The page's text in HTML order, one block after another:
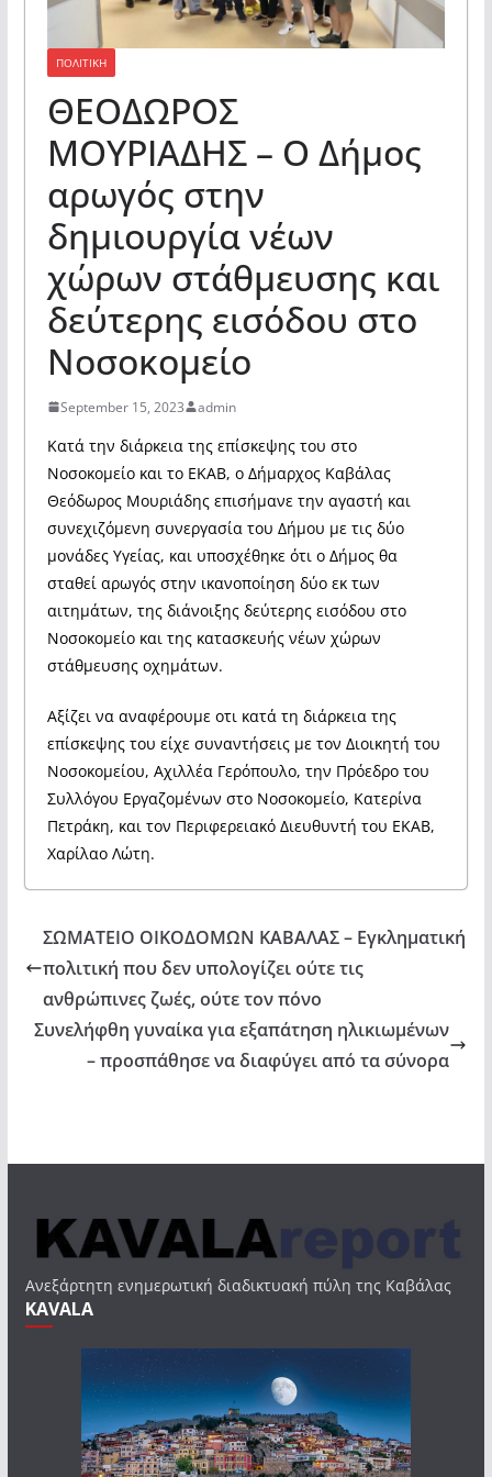
ΠΟΛΙΤΙΚΗ
ΘΕΟΔΩΡΟΣ
ΜΟΥΡΙΑΔΗΣ – Ο Δήμος
αρωγός στην
δημιουργία νέων
χώρων στάθμευσης και
δεύτερης εισόδου στο
Νοσοκομείο
September 15, 2023 admin
Κατά την διάρκεια της επίσκεψης του στο
Νοσοκομείο και το ΕΚΑΒ, ο Δήμαρχος Καβάλας
Θεόδωρος Μουριάδης επισήμανε την αγαστή και
συνεχιζόμενη συνεργασία του Δήμου με τις δύο
μονάδες Υγείας, και υποσχέθηκε ότι ο Δήμος θα
σταθεί αρωγός στην ικανοποίηση δύο εκ των
αιτημάτων, της διάνοιξης δεύτερης εισόδου στο
Νοσοκομείο και της κατασκευής νέων χώρων
στάθμευσης οχημάτων.
Αξίζει να αναφέρουμε οτι κατά τη διάρκεια της
επίσκεψης του είχε συναντήσεις με τον Διοικητή του
Νοσοκομείου, Αχιλλέα Γερόπουλο, την Πρόεδρο του
Συλλόγου Εργαζομένων στο Νοσοκομείο, Κατερίνα
Πετράκη, και τον Περιφερειακό Διευθυντή του ΕΚΑΒ,
Χαρίλαο Λώτη.
ΣΩΜΑΤΕΙΟ ΟΙΚΟΔΟΜΩΝ ΚΑΒΑΛΑΣ – Εγκληματική
πολιτική που δεν υπολογίζει ούτε τις
ανθρώπινες ζωές, ούτε τον πόνο
Συνελήφθη γυναίκα για εξαπάτηση ηλικιωμένων
– προσπάθησε να διαφύγει από τα σύνορα
Ανεξάρτητη ενημερωτική διαδικτυακή πύλη της Καβάλας
KAVALA